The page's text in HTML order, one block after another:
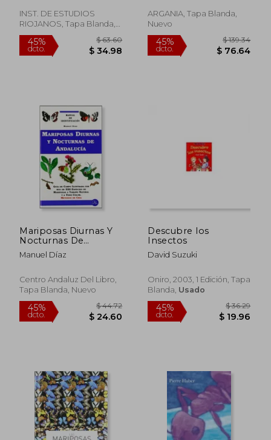
papel)
INST. DE ESTUDIOS
RIOJANOS, Tapa Blanda,
Usado
45%
dcto. $ 34.98
ARGANIA, Tapa Blanda,
Nuevo
Mariposas Diurnas Y
Nocturnas De
Andalucía. Manual De
Identificación
Manuel Díaz
Centro Andaluz Del Libro,
Tapa Blanda, Nuevo
Descubre los
Insectos
David Suzuki
Oniro, 2003, 1 Edición, Tapa
Blanda, Usado